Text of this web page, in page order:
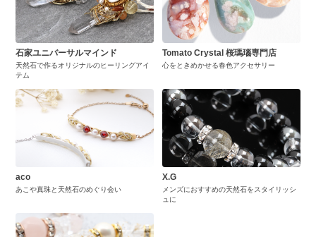
石家ユニバーサルマインド
天然石で作るオリジナルのヒーリングアイ
テム
Tomato Crystal 桜瑪瑙専門店
心をときめかせる春色アクセサリー
aco
あこや真珠と天然石のめぐり会い
X.G
メンズにおすすめの天然石をスタイリッシ
ュに